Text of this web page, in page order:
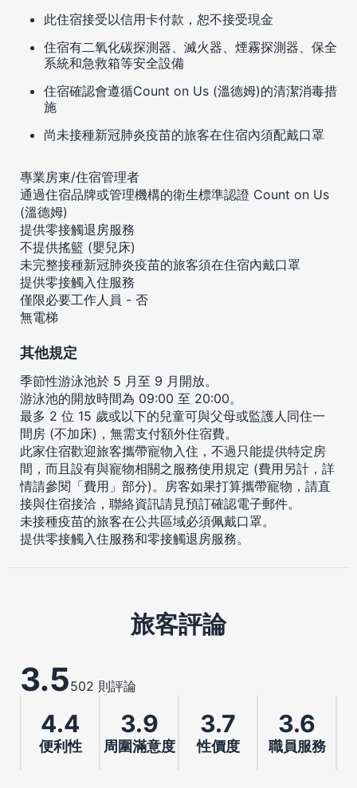
此住宿接受以信用卡付款，恕不接受現金
住宿有二氧化碳探測器、滅火器、煙霧探測器、保全
系統和急救箱等安全設備
住宿確認會遵循Count on Us (溫德姆)的清潔消毒措
施
尚未接種新冠肺炎疫苗的旅客在住宿內須配戴口罩
專業房東/住宿管理者
通過住宿品牌或管理機構的衛生標準認證 Count on Us
(溫德姆)
提供零接觸退房服務
不提供搖籃 (嬰兒床)
未完整接種新冠肺炎疫苗的旅客須在住宿內戴口罩
提供零接觸入住服務
僅限必要工作人員 - 否
無電梯
其他規定
季節性游泳池於 5 月至 9 月開放。
游泳池的開放時間為 09:00 至 20:00。
最多 2 位 15 歲或以下的兒童可與父母或監護人同住一
間房 (不加床)，無需支付額外住宿費。
此家住宿歡迎旅客攜帶寵物入住，不過只能提供特定房
間，而且設有與寵物相關之服務使用規定 (費用另計，詳
情請參閱「費用」部分)。房客如果打算攜帶寵物，請直
接與住宿接洽，聯絡資訊請見預訂確認電子郵件。
未接種疫苗的旅客在公共區域必須佩戴口罩。
提供零接觸入住服務和零接觸退房服務。
旅客評論
3.5502 則評論
4.4
便利性
3.9
周圍滿意度
3.7
性價度
3.6
職員服務